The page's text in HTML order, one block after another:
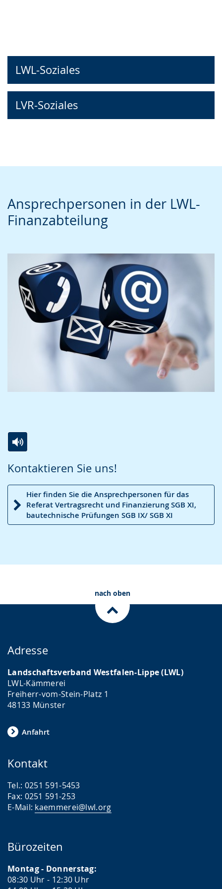
LWL-Soziales
LVR-Soziales
Ansprechpersonen in der LWL-
Finanzabteilung
Kontaktieren Sie uns!
Leichten
Sprache
wechseln.
Audio-
Unterstützung.
Video
in
Deutscher
Gebärdensprache
Hier finden Sie die Ansprechpersonen für das
Referat Vertragsrecht und Finanzierung SGB XI,
bautechnische Prüfungen SGB IX/ SGB XI
nach oben
Adresse
Landschaftsverband Westfalen-Lippe (LWL)
LWL-Kämmerei
Freiherr-vom-Stein-Platz 1
48133 Münster
Anfahrt
Kontakt
Tel.: 0251 591-5453
Fax: 0251 591-253
E-Mail: kaemmerei@lwl.org
Bürozeiten
Montag - Donnerstag:
08:30 Uhr - 12:30 Uhr